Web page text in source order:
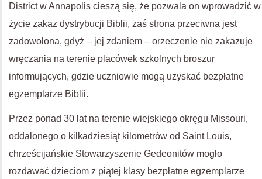
District w Annapolis cieszą się, że pozwala on wprowadzić w
życie zakaz dystrybucji Biblii, zaś strona przeciwna jest
zadowolona, gdyż – jej zdaniem – orzeczenie nie zakazuje
wręczania na terenie placówek szkolnych broszur
informujących, gdzie uczniowie mogą uzyskać bezpłatne
egzemplarze Biblii.
Przez ponad 30 lat na terenie wiejskiego okręgu Missouri,
oddalonego o kilkadziesiąt kilometrów od Saint Louis,
chrześcijańskie Stowarzyszenie Gedeonitów mogło
rozdawać dzieciom z piątej klasy bezpłatne egzemplarze